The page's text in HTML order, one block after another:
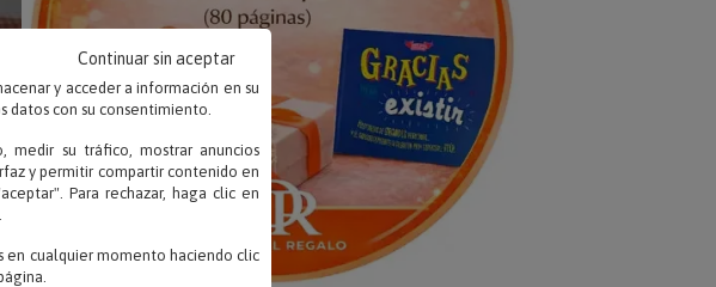
y acceder a información en su
con su consentimiento.
medir su tráfico, mostrar anuncios
y permitir compartir contenido en
Para rechazar, haga clic en
en cualquier momento haciendo clic
Continuar sin aceptar